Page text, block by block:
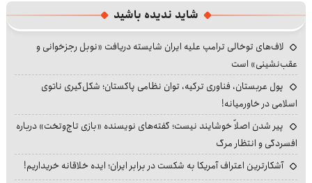
شاید ندیده باشید
لاف‌های توخالی ترامپ علیه ایران شایسته دریافت «نوبل رجزخوانی و
عقب‌نشینی» است
پول عربستان، فناوری ترکیه، توان نظامی پاکستان؛ شکل‌گیری ناتوی
اسلامی در خاورمیانه!
پیر شدن اصلاً خوشایند نیست؛ گفته‌های نویسنده «بازی تاج‌وتخت» درباره
افسردگی و انتظار مرگ
آشکارترین اعتراف آمریکا به شکست در برابر ایران؛ ایده خلاقانه خریداریم!